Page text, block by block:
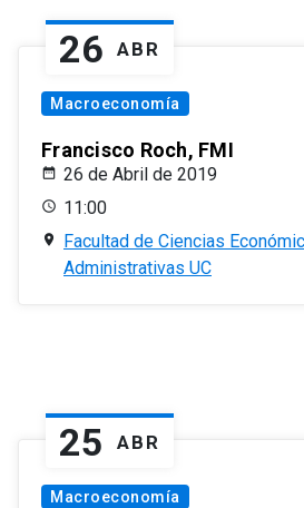
26 ABR
Macroeconomía
Francisco Roch, FMI
26 de Abril de 2019
11:00
Facultad de Ciencias
Administrativas UC
25 ABR
Macroeconomía